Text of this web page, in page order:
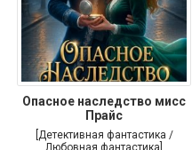
Опасное наследство мисс
Прайс
[Детективная фантастика /